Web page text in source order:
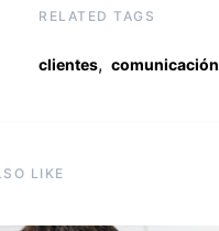
RELATED TAGS
clientes, comunicación
LIKE